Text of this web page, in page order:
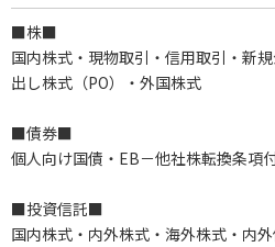
■株■
国内株式・現物取引・信用取引・新
出し株式（PO）・外国株式
■債券■
個人向け国債・EB－他社株転換条項
■投資信託■
国内株式・内外株式・海外株式・内